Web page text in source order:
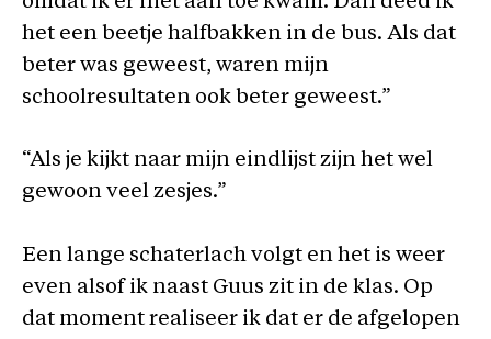
het een beetje halfbakken in de bus. Als dat
beter was geweest, waren mijn
schoolresultaten ook beter geweest.”
“Als je kijkt naar mijn eindlijst zijn het wel
gewoon veel zesjes.”
Een lange schaterlach volgt en het is weer
even alsof ik naast Guus zit in de klas. Op
dat moment realiseer ik dat er de afgelopen